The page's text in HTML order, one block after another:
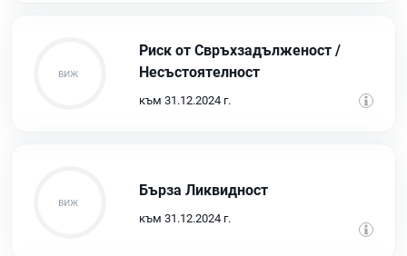
Риск от Свръхзадълженост /
Несъстоятелност
към 31.12.2024 г.
Бърза Ликвидност
към 31.12.2024 г.